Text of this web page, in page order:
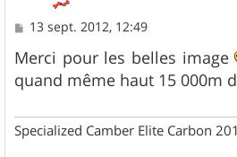
M
s
s
a
13 sept. 2012, 12:49
Merci pour les belles image
quand même haut 15 000m
Specialized Camber Elite Carbon